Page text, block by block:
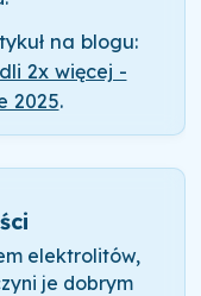
na blogu:
2x więcej -
2025.
elektrolitów,
je dobrym